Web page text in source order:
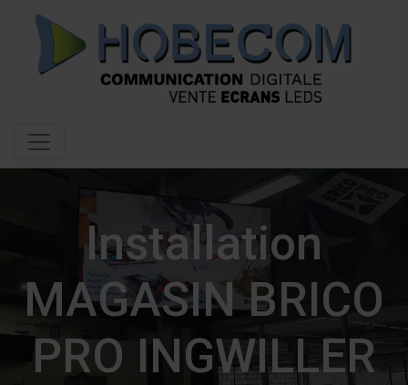
Installation
MAGASIN BRICO
PRO INGWILLER